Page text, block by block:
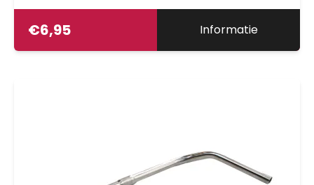
€6,95 Informatie